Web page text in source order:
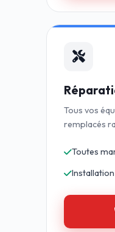
Tous vos
remplacés
Toutes